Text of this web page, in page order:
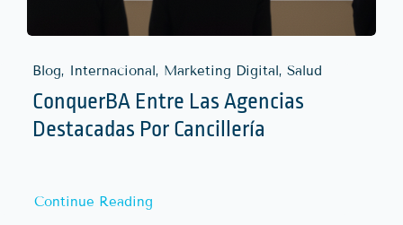
Blog, Internacional, Marketing Digital, Salud
ConquerBA Entre Las Agencias
Destacadas Por Cancillería
Continue Reading